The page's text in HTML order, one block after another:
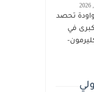
تحصد
في